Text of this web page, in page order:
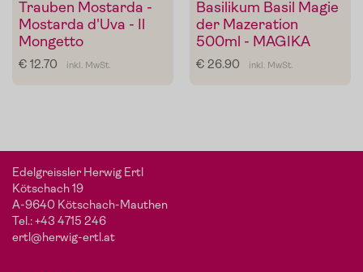
Trauben Mostarda -
Mostarda d'Uva - Il
Mongetto
€ 12.70 inkl. MwSt.
Basilikum Basil Magie
der Mazeration
500ml - MAGIKA
€ 26.90 inkl. MwSt.
Edelgreissler Herwig Ertl
Kötschach 19
A-9640 Kötschach-Mauthen
Tel.:+43 4715 246
ertl@herwig-ertl.at